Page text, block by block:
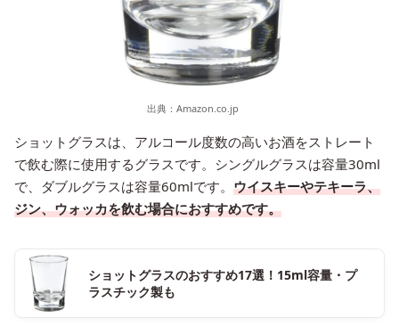
出典： Amazon.co.jp
ショットグラスは、アルコール度数の高いお酒をストレート
で飲む際に使用するグラスです。シングルグラスは容量30ml
で、ダブルグラスは容量60mlです。 ウイスキーやテキーラ、
ジン、ウォッカを飲む場合におすすめです。
ショットグラスのおすすめ17選！15ml容量・プ
ラスチック製も